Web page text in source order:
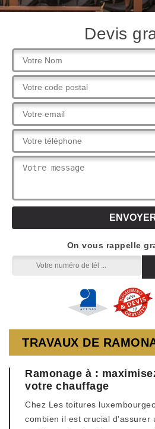
Devis
On vous rappelle
TRAVAUX DE
Ramonage à :
votre chauffage
Chez Les toitures
combien il est crucial d'assurer